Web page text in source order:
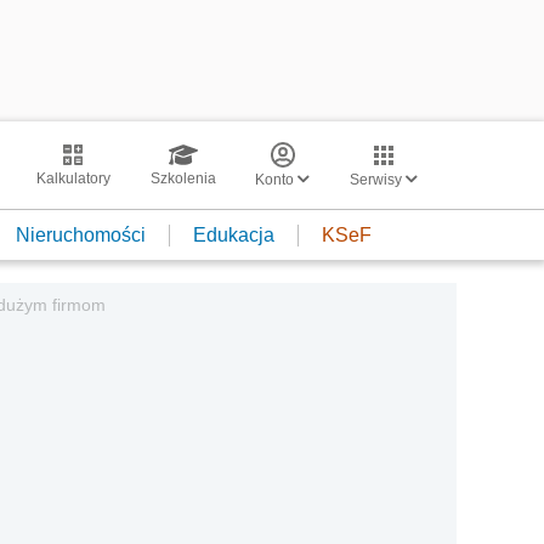
Kalkulatory Szkolenia Konto Serwisy
Nieruchomości Edukacja KSeF
firmom